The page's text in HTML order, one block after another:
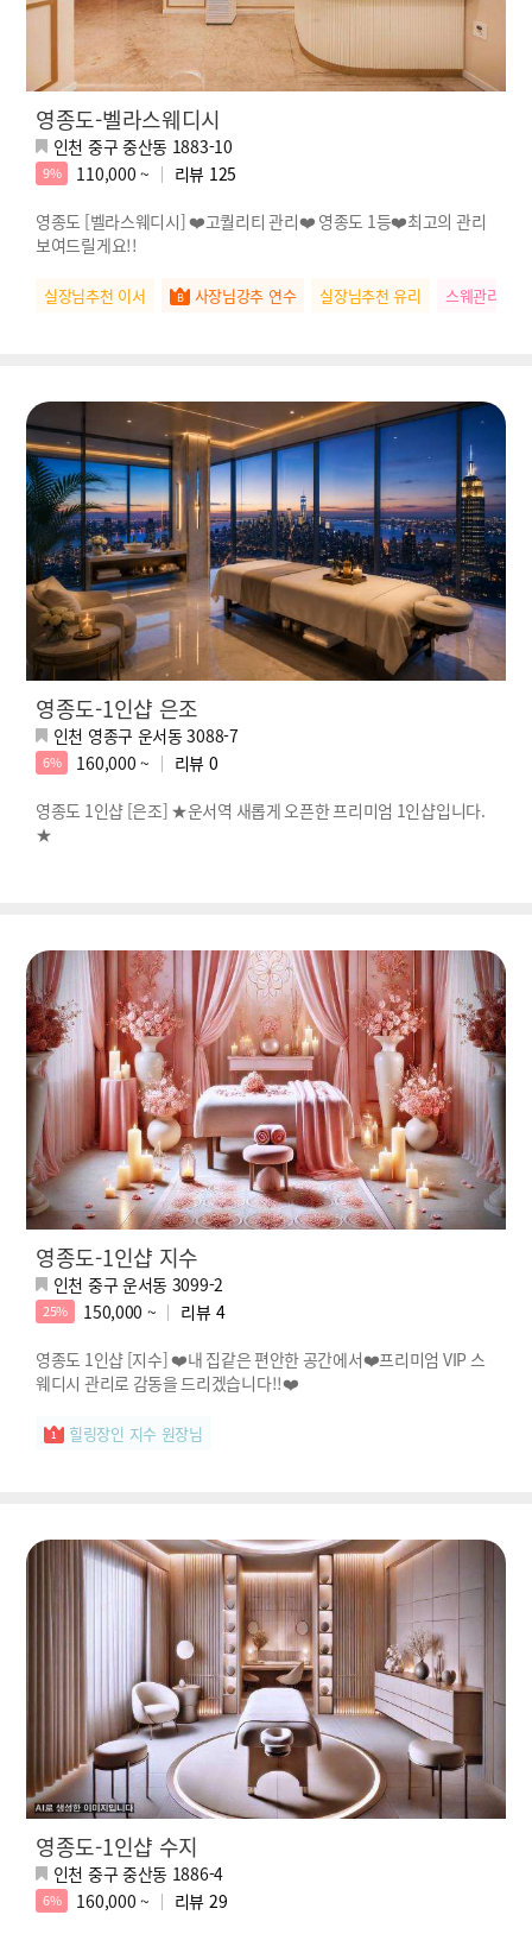
영종도-벨라스웨디시
인천 중구 중산동 1883-10
9% 110,000 ~ 리뷰 125
영종도 [벨라스웨디시] ❤️고퀄리티 관리❤️ 영종도 1등❤️최고의 관리
보여드릴게요!!
실장님추천 이서 사장님강추 연수 실장님추천 유리 스웨관리짱
영종도-1인샵 은조
인천 영종구 운서동 3088-7
6% 160,000 ~ 리뷰 0
영종도 1인샵 [은조] ★운서역 새롭게 오픈한 프리미엄 1인샵입니다.
★
영종도-1인샵 지수
인천 중구 운서동 3099-2
25% 150,000 ~ 리뷰 4
영종도 1인샵 [지수] ❤️내 집같은 편안한 공간에서❤️프리미엄 VIP 스
웨디시 관리로 감동을 드리겠습니다!!❤️
힐링장인 지수 원장님
영종도-1인샵 수지
인천 중구 중산동 1886-4
6% 160,000 ~ 리뷰 29